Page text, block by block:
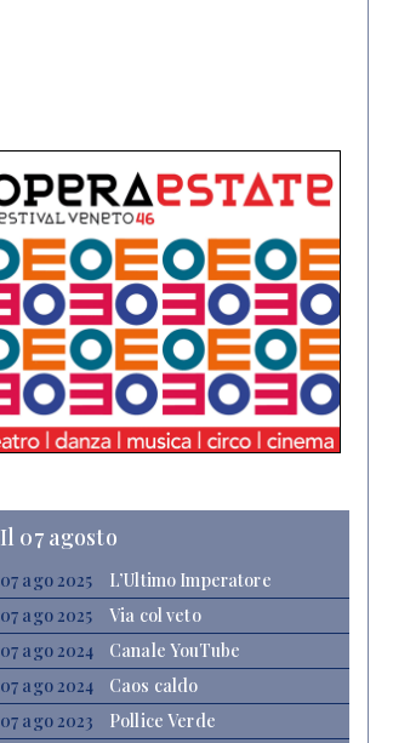
Il 07 agosto
07 ago 2025
L’Ultimo Imperatore
07 ago 2025
Via col veto
07 ago 2024
Canale YouTube
07 ago 2024
Caos caldo
07 ago 2023
Pollice Verde